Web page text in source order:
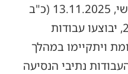
בשעה 10:00, ועד ליום חמישי, 13.11.2025 (כ"ב
בחשון, תשפ"ו) בשעה 22:00, יבוצעו עבודות
ויתקיימו במהלך
נתיבי הנסיעה